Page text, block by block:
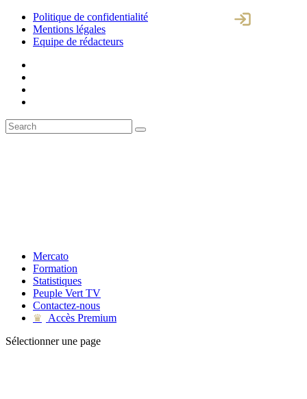
Politique de confidentialité
Mentions légales
Equipe de rédacteurs
Mercato
Formation
Statistiques
Peuple Vert TV
Contactez-nous
♛
Accès Premium
Sélectionner une page